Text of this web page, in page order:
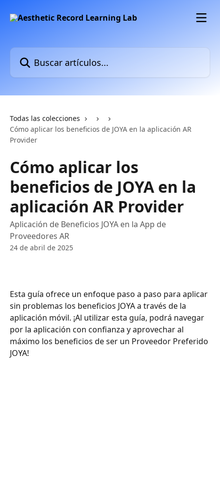
Buscar artículos...
Todas las colecciones
Cómo aplicar los beneficios de JOYA en la aplicación AR
Provider
Cómo aplicar los
beneficios de JOYA en la
aplicación AR Provider
Aplicación de Beneficios JOYA en la App de
Proveedores AR
24 de abril de 2025
Esta guía ofrece un enfoque paso a paso para aplicar
sin problemas los beneficios JOYA a través de la
aplicación móvil. ¡Al utilizar esta guía, podrá navegar
por la aplicación con confianza y aprovechar al
máximo los beneficios de ser un Proveedor Preferido
JOYA!